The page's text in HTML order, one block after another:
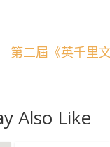
第二屆《英千里
Also Like